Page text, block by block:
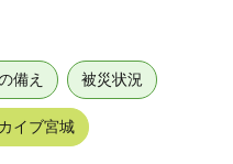
備え 被災状況
イブ宮城